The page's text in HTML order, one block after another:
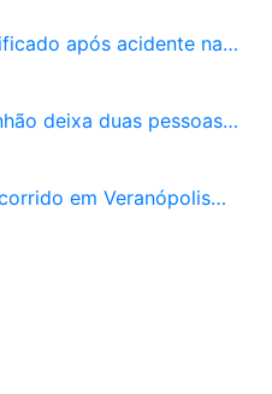
após acidente na…
deixa duas pessoas…
em Veranópolis…